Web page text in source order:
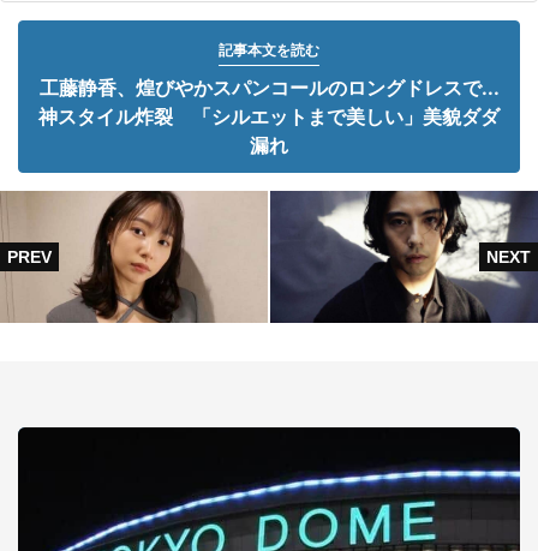
記事本文を読む
工藤静香、煌びやかスパンコールのロングドレスで...
神スタイル炸裂 「シルエットまで美しい」美貌ダダ
漏れ